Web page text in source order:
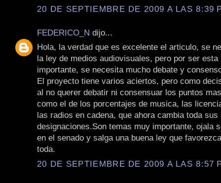
20 DE SEPTIEMBRE DE 2009 A LAS 8:39
FEDERICO_N dijo...
Hola, la verdad que es excelente el articulo, se
la ley de medios audiovisuales, pero por ser esta
importante, se necesita mucho debate y
El proyecto tiene varios aciertos, pero como
al no querer debatir ni consensuar los puntos
como el de los porcentajes de musica, las
las radios en cadena, que ahora cambia toda sus
designaciones.Son temas muy importante, ojala
en el senado y salga una buena ley que
toda.
20 DE SEPTIEMBRE DE 2009 A LAS 8:57